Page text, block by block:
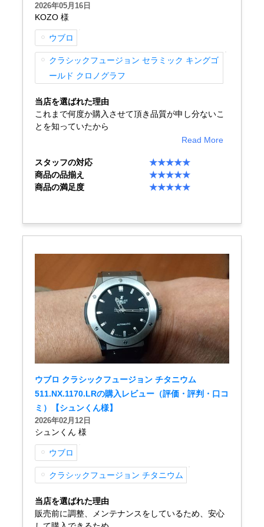
お客様の声・口コミ
GINZA RASINの中古腕時計について
スタッフフォト
求人情報
店舗情報
銀座中央通り店 銀座本店
大阪心斎橋店
買取サロン
GINZA RASIN公式ブログ
WEBマガジン 買取ブログ
For Overseas Customers
2026年05月16日
KOZO 様
ウブロ
クラシックフュージョン セラミック キングゴ
ールド クロノグラフ
当店を選ばれた理由
これまで何度か購入させて頂き品質が申し分ないこ
とを知っていたから
Read More
スタッフの対応
★★★★★
商品の品揃え
★★★★★
商品の満足度
★★★★★
ウブロ クラシックフュージョン チタニウム
511.NX.1170.LRの購入レビュー（評価・評判・口コ
ミ）【シュンくん様】
2026年02月12日
シュンくん 様
ウブロ
クラシックフュージョン チタニウム
当店を選ばれた理由
販売前に調整、メンテナンスをしているため、安心